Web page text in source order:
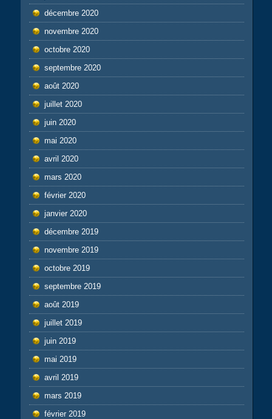
décembre 2020
novembre 2020
octobre 2020
septembre 2020
août 2020
juillet 2020
juin 2020
mai 2020
avril 2020
mars 2020
février 2020
janvier 2020
décembre 2019
novembre 2019
octobre 2019
septembre 2019
août 2019
juillet 2019
juin 2019
mai 2019
avril 2019
mars 2019
février 2019